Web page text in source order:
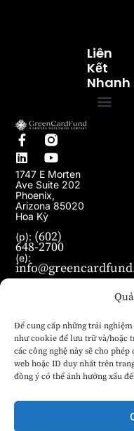
Để cung cấp những trải
như cookie để lưu trữ và/hoặc
các công nghệ này sẽ cho
web hoặc ID duy nhất trên
đồng ý có thể ảnh hưởng xấu
1747 E Morten
Ave Suite 202
Phoenix,
Arizona 85020
Hoa Kỳ
(p): (602)
648-2700
(e):
Liên
Kết
Nhanh